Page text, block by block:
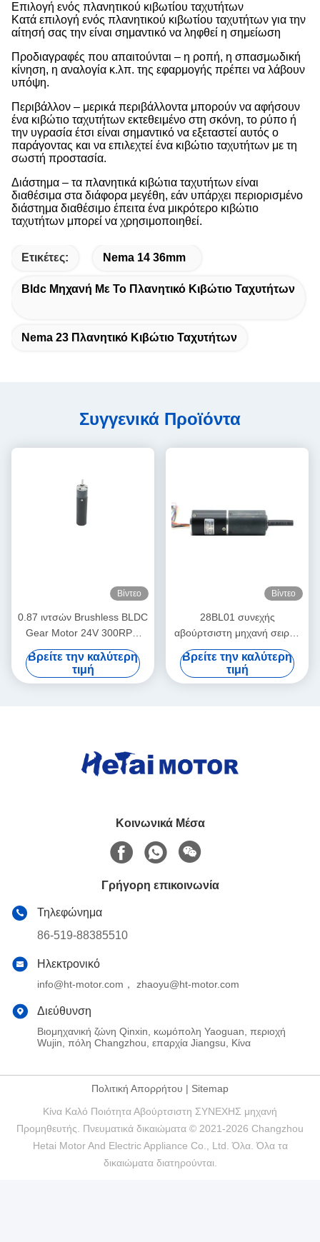
Επιλογή ενός πλανητικού κιβωτίου ταχυτήτων
Κατά επιλογή ενός πλανητικού κιβωτίου ταχυτήτων για την
αίτησή σας την είναι σημαντικό να ληφθεί η σημείωση
Προδιαγραφές που απαιτούνται – η ροπή, η σπασμωδική
κίνηση, η αναλογία κ.λπ. της εφαρμογής πρέπει να λάβουν
υπόψη.
Περιβάλλον – μερικά περιβάλλοντα μπορούν να αφήσουν
ένα κιβώτιο ταχυτήτων εκτεθειμένο στη σκόνη, το ρύπο ή
την υγρασία έτσι είναι σημαντικό να εξεταστεί αυτός ο
παράγοντας και να επιλεχτεί ένα κιβώτιο ταχυτήτων με τη
σωστή προστασία.
Διάστημα – τα πλανητικά κιβώτια ταχυτήτων είναι
διαθέσιμα στα διάφορα μεγέθη, εάν υπάρχει περιορισμένο
διάστημα διαθέσιμο έπειτα ένα μικρότερο κιβώτιο
ταχυτήτων μπορεί να χρησιμοποιηθεί.
Ετικέτες: Nema 14 36mm
Bldc Μηχανή Με Το Πλανητικό Κιβώτιο Ταχυτήτων
Nema 23 Πλανητικό Κιβώτιο Ταχυτήτων
Συγγενικά Προϊόντα
Βίντεο
0.87 ιντσών Brushless BLDC
Gear Motor 24V 300RPM
22BL σειράς Gearbox
Brushless Motor
Βρείτε την καλύτερη
τιμή
Βίντεο
28BL01 συνεχής
αβούρτσιστη μηχανή σειράς
με την πλανητική μηχανή
εργαλείων κιβωτίων
ταχυτήτων nema11 μικρή
Βρείτε την καλύτερη
τιμή
Κοινωνικά Μέσα
Γρήγορη επικοινωνία
Τηλεφώνημα
86-519-88385510
Ηλεκτρονικό
info@ht-motor.com， zhaoyu@ht-motor.com
Διεύθυνση
Βιομηχανική ζώνη Qinxin, κωμόπολη Yaoguan, περιοχή
Wujin, πόλη Changzhou, επαρχία Jiangsu, Κίνα
Πολιτική Απορρήτου | Sitemap
Κίνα Καλό Ποιότητα Αβούρτσιστη ΣΥΝΕΧΗΣ μηχανή
Προμηθευτής. Πνευματικά δικαιώματα © 2021-2026 Changzhou
Hetai Motor And Electric Appliance Co., Ltd. Όλα. Όλα τα
δικαιώματα διατηρούνται.